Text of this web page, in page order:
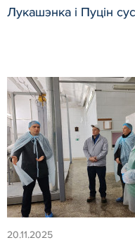
Лукашэнка і Пуцін
20.11.2025